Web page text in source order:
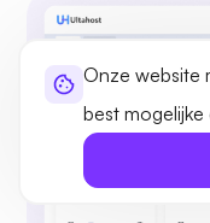
Onze website
best